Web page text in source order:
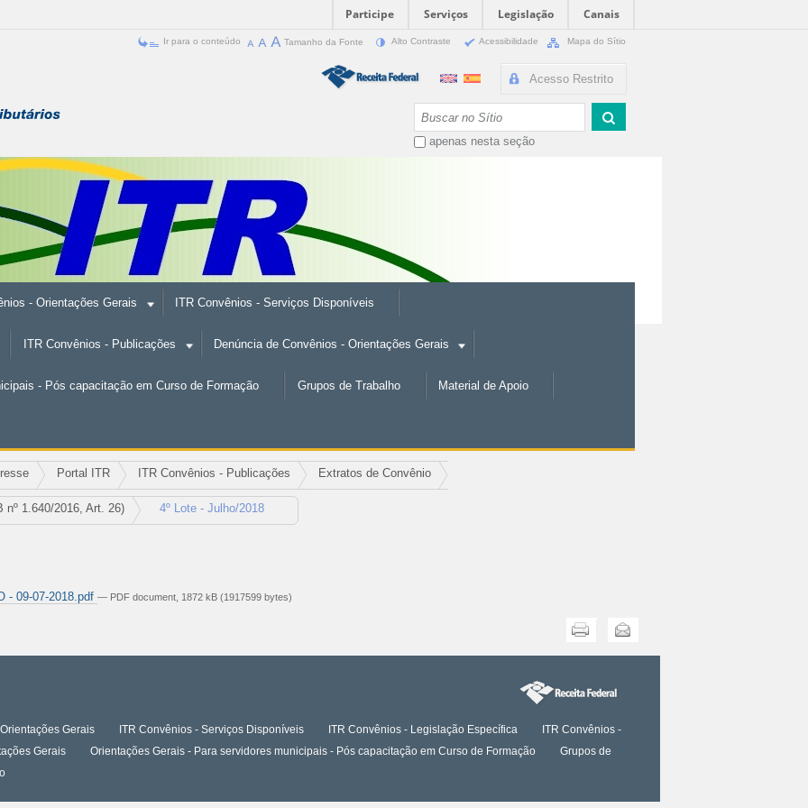
Participe Serviços Legislação
Canais
Ir para o conteúdo Tamanho da Fonte Alto Contraste Acessibilidade Mapa do Sítio
Acesso Restrito
apenas nesta seção
- Orientações Gerais ITR Convênios - Serviços Disponíveis
ITR Convênios - Publicações Denúncia de Convênios - Orientações Gerais
- Pós capacitação em Curso de Formação Grupos de Trabalho Material de Apoio
Portal ITR ITR Convênios - Publicações Extratos de Convênio
nº 1.640/2016, Art. 26) 4º Lote - Julho/2018
- 09-07-2018.pdf — PDF document, 1872 kB (1917599 bytes)
Enviar
Gerais ITR Convênios - Serviços Disponíveis ITR Convênios - Legislação Específica
ITR Convênios -
Gerais Orientações Gerais - Para servidores municipais - Pós capacitação em Curso de Formação
Grupos de